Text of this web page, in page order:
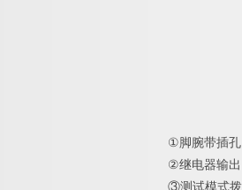
①脚腕带插孔
②继电器输出
③测试模式